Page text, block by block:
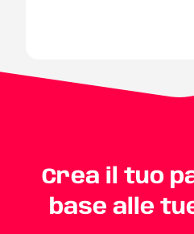
Crea il tuo
base alle